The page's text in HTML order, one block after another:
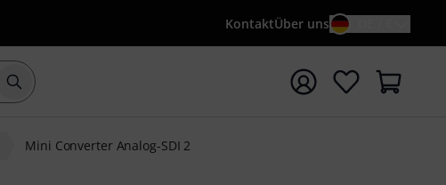
KontaktÜber uns
Suche mit Suchwort {searchTerm} starten
Mini Converter Analog-SDI 2